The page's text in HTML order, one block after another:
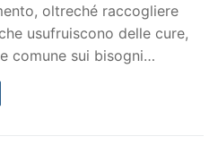
oltreché raccogliere
usufruiscono delle cure,
comune sui bisogni…